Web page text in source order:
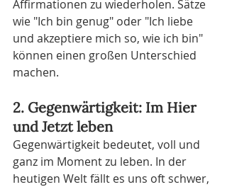
Affirmationen zu wiederholen. Sätze
wie "Ich bin genug" oder "Ich liebe
und akzeptiere mich so, wie ich bin"
können einen großen Unterschied
machen.
2. Gegenwärtigkeit: Im Hier
und Jetzt leben
Gegenwärtigkeit bedeutet, voll und
ganz im Moment zu leben. In der
heutigen Welt fällt es uns oft schwer,